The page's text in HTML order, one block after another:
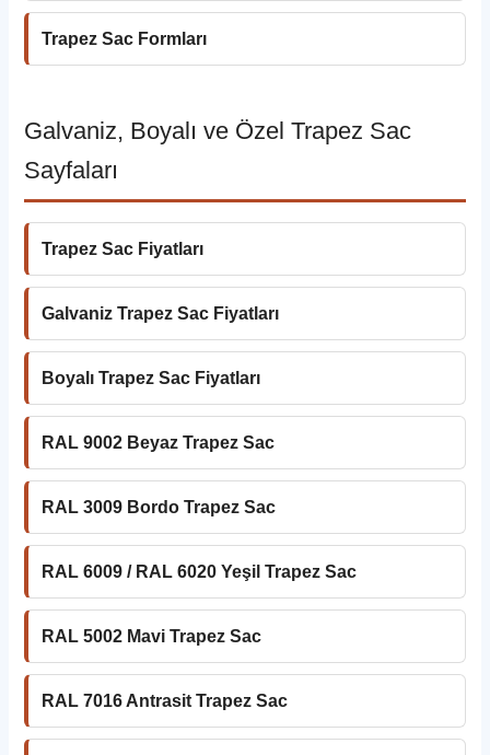
Trapez Sac Formları
Galvaniz, Boyalı ve Özel Trapez Sac
Sayfaları
Trapez Sac Fiyatları
Galvaniz Trapez Sac Fiyatları
Boyalı Trapez Sac Fiyatları
RAL 9002 Beyaz Trapez Sac
RAL 3009 Bordo Trapez Sac
RAL 6009 / RAL 6020 Yeşil Trapez Sac
RAL 5002 Mavi Trapez Sac
RAL 7016 Antrasit Trapez Sac